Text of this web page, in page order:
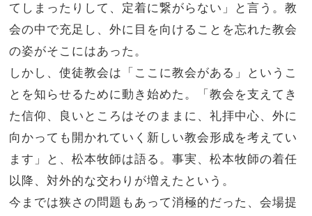
てしまったりして、定着に繋がらない」と言う。教
会の中で充足し、外に目を向けることを忘れた教会
の姿がそこにはあった。
しかし、使徒教会は「ここに教会がある」というこ
とを知らせるために動き始めた。「教会を支えてき
た信仰、良いところはそのままに、礼拝中心、外に
向かっても開かれていく新しい教会形成を考えてい
ます」と、松本牧師は語る。事実、松本牧師の着任
以降、対外的な交わりが増えたという。
今までは狭さの問題もあって消極的だった、会場提